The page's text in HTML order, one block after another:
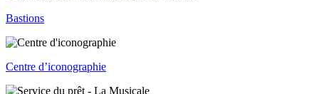
Bastions
Centre d’iconographie